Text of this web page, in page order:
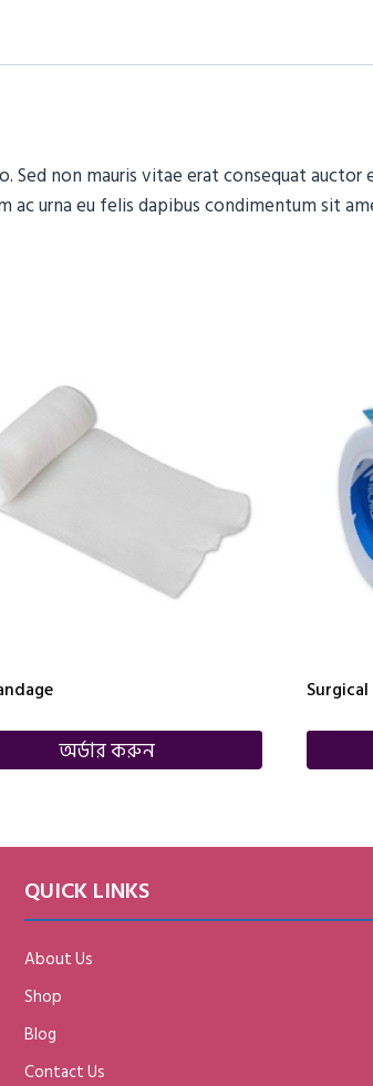
Sed non mauris vitae erat consequat
urna eu felis dapibus condimentum sit
অর্ডার করুন
QUICK LINKS
About Us
Shop
Blog
Contact Us